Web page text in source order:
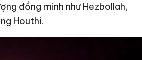
đồng minh như Hezbollah,
Houthi.